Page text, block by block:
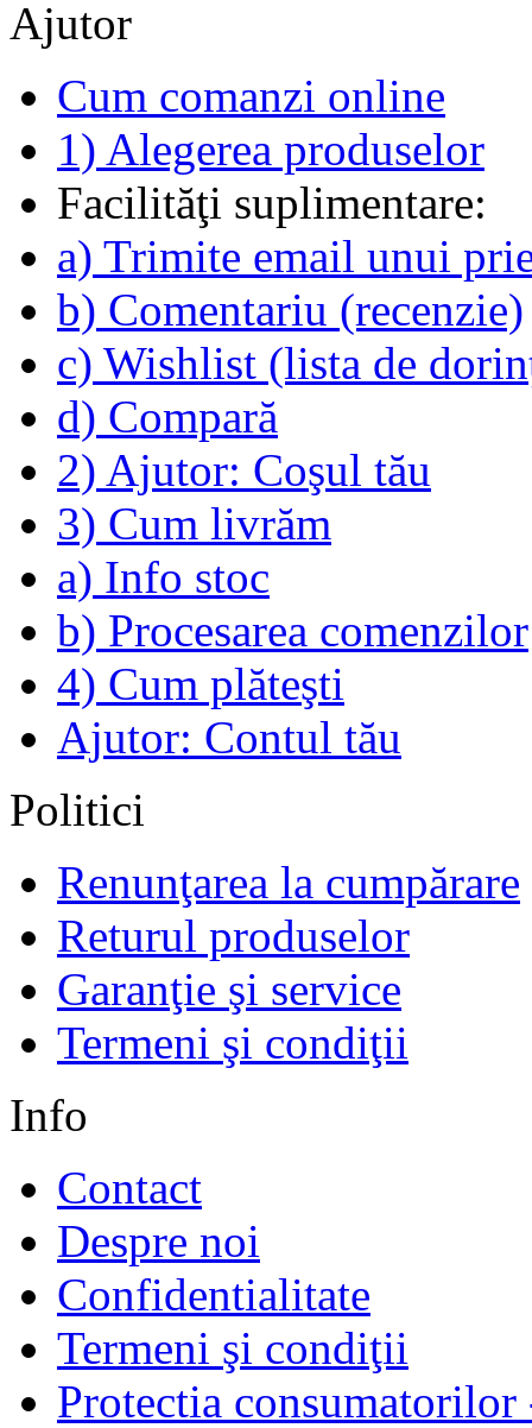
Ajutor
Cum comanzi online
1) Alegerea produselor
Facilităţi suplimentare:
a) Trimite email unui
b) Comentariu (recenzie)
c) Wishlist (lista de
d) Compară
2) Ajutor: Coşul tău
3) Cum livrăm
a) Info stoc
b) Procesarea comenzilor
4) Cum plăteşti
Ajutor: Contul tău
Politici
Renunţarea la cumpărare
Returul produselor
Garanţie şi service
Termeni şi condiţii
Info
Contact
Despre noi
Confidentialitate
Termeni şi condiţii
Protectia